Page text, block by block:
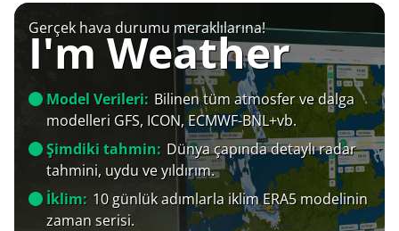
Gerçek hava durumu meraklılarına!
I'm Weather
Model Verileri: Bilinen tüm atmosfer ve dalga
modelleri GFS, ICON, ECMWF-BNL+vb.
Şimdiki tahmin: Dünya çapında detaylı radar
tahmini, uydu ve yıldırım.
İklim: 10 günlük adımlarla iklim ERA5 modelinin
zaman serisi.